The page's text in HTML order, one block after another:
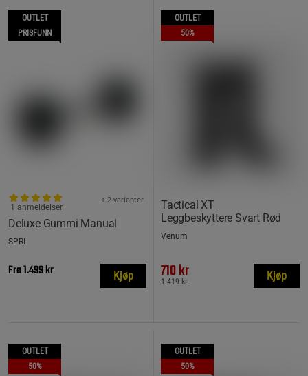
OUTLET
PRISFUNN
Deluxe Gummi Manual
+ 2 varianter
1 anmeldelser
SPRI
Fra1.499 kr Kjøp
OUTLET
50%
Tactical XT
Leggbeskyttere Svart Rød
Venum
710 kr
1.419 kr Kjøp
OUTLET
50%
OUTLET
50%